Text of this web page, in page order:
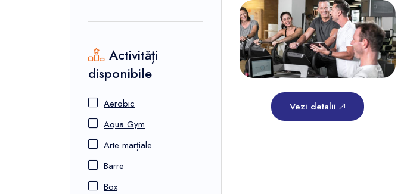
Activități
disponibile
Aerobic
Aqua Gym
Arte marțiale
Barre
Box
Vezi detalii